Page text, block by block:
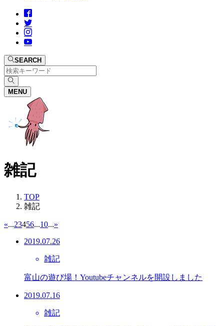
SEARCH
MENU
雑記
TOP
雑記
«...23456...10...»
2019.07.26
雑記
富山の遊び場！Youtubeチャンネルを開設しました
2019.07.16
雑記